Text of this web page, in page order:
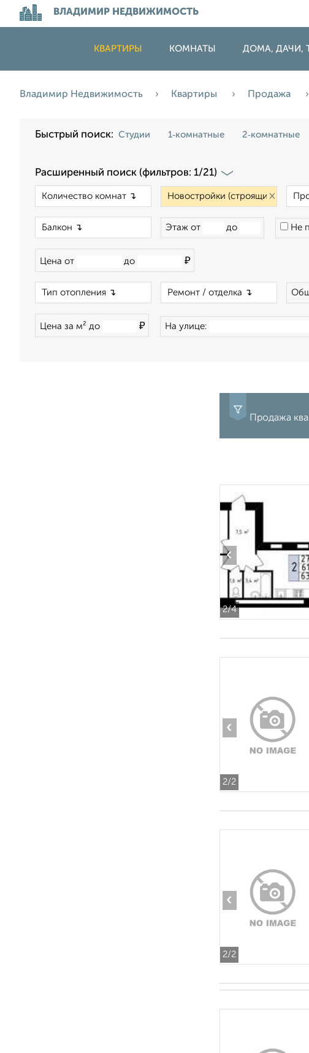
ВЛАДИМИР НЕДВИЖИМОСТЬ
КВАРТИРЫ КОМНАТЫ ДОМА, ДАЧИ,
Владимир Недвижимость Квартиры Продажа
Быстрый поиск: Студии 1‑комнатные 2‑комнатные
Расширенный поиск (фильтров: 1/21)
×
Этаж от до Не
Цена от до ₽
Цена за м² до ₽ На улице:
Продажа
2/4
‹
2/2
‹
2/2
‹